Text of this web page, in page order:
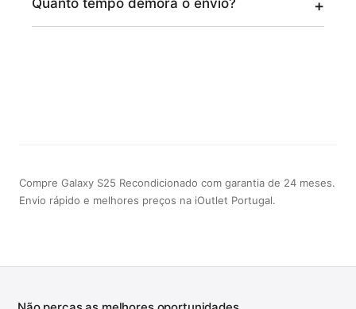
Quanto tempo demora o envio?
Compre Galaxy S25 Recondicionado com garantia de 24 meses.
Envio rápido e melhores preços na iOutlet Portugal.